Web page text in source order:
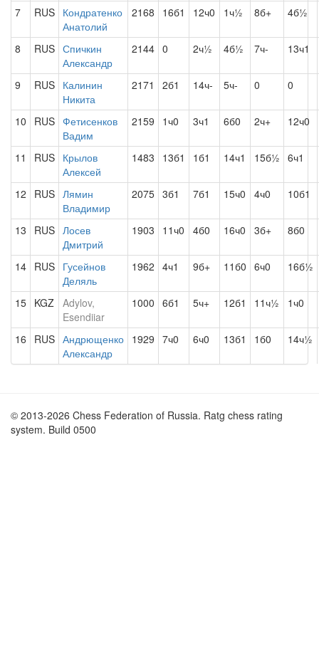
7 RUS Кондратенко
Анатолий
2168 16б1 12ч0 1ч½ 8б+ 4б½
8 RUS Спичкин
Александр
2144 0 2ч½ 4б½ 7ч- 13ч1
9 RUS Калинин
Никита
2171 2б1 14ч- 5ч- 0 0
10 RUS Фетисенков
Вадим
2159 1ч0 3ч1 6б0 2ч+ 12ч0
11 RUS Крылов
Алексей
1483 13б1 1б1 14ч1 15б½ 6ч1
12 RUS Лямин
Владимир
2075 3б1 7б1 15ч0 4ч0 10б1
13 RUS Лосев
Дмитрий
1903 11ч0 4б0 16ч0 3б+ 8б0
14 RUS Гусейнов
Деляль
1962 4ч1 9б+ 11б0 6ч0 16б½
15 KGZ Adylov,
Esendiiar
1000 6б1 5ч+ 12б1 11ч½ 1ч0
16 RUS Андрющенко
Александр
1929 7ч0 6ч0 13б1 1б0 14ч½
© 2013-2026 Chess Federation of Russia. Ratg chess rating
system. Build 0500